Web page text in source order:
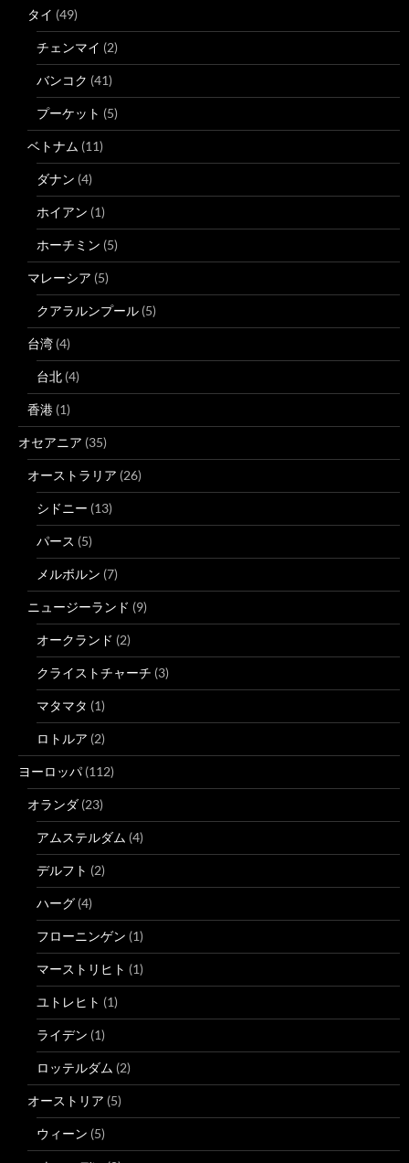
タイ (49)
チェンマイ (2)
バンコク (41)
プーケット (5)
ベトナム (11)
ダナン (4)
ホイアン (1)
ホーチミン (5)
マレーシア (5)
クアラルンプール (5)
台湾 (4)
台北 (4)
香港 (1)
オセアニア (35)
オーストラリア (26)
シドニー (13)
パース (5)
メルボルン (7)
ニュージーランド (9)
オークランド (2)
クライストチャーチ (3)
マタマタ (1)
ロトルア (2)
ヨーロッパ (112)
オランダ (23)
アムステルダム (4)
デルフト (2)
ハーグ (4)
フローニンゲン (1)
マーストリヒト (1)
ユトレヒト (1)
ライデン (1)
ロッテルダム (2)
オーストリア (5)
ウィーン (5)